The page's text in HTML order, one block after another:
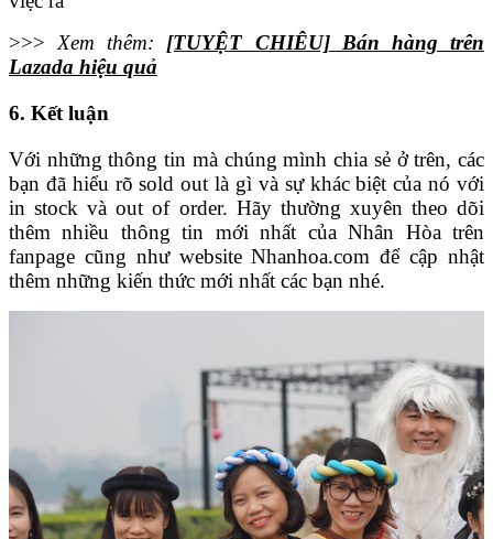
>>> Xem thêm: [TUYỆT CHIÊU] Bán hàng trên
Lazada hiệu quả
6. Kết luận
Với những thông tin mà chúng mình chia sẻ ở trên, các
bạn đã hiểu rõ sold out là gì và sự khác biệt của nó với
in stock và out of order. Hãy thường xuyên theo dõi
thêm nhiều thông tin mới nhất của Nhân Hòa trên
fanpage cũng như website Nhanhoa.com để cập nhật
thêm những kiến thức mới nhất các bạn nhé.